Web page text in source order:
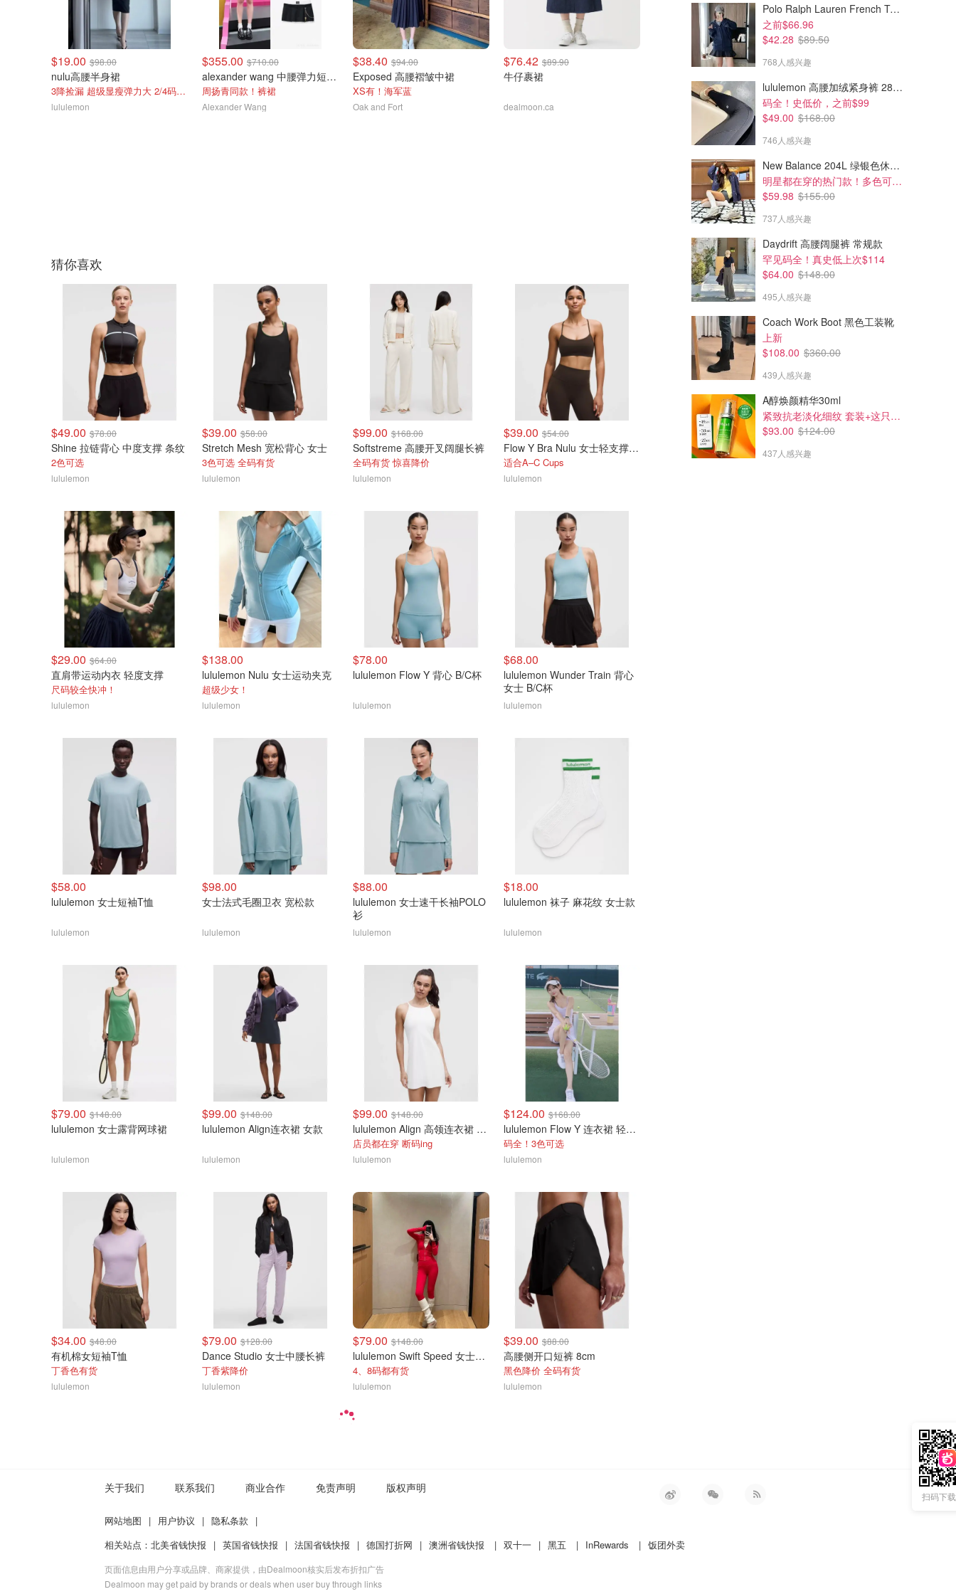
$19.00 $98.00
nulu高腰半身裙
3降捡漏 超级显瘦弹力大 2/4码115斤内可穿
lululemon
$355.00 $710.00
alexander wang 中腰弹力短裙 黑色
周扬青同款！裤裙
Alexander Wang
$38.40 $94.00
Exposed 高腰褶皱中裙
XS有！海军蓝
Oak and Fort
$76.42 $89.90
牛仔裹裙
dealmoon.ca
$110.00
亚麻款 凉快又时髦
$46.40
Aritzia
猜你喜欢
$49.00 $78.00
Shine 拉链背心 中度支撑 条纹
2色可选
lululemon
$39.00 $58.00
Stretch Mesh 宽松背心 女士
3色可选 全码有货
lululemon
$99.00 $168.00
Softstreme 高腰开叉阔腿长裤
全码有货 惊喜降价
lululemon
$39.00 $54.00
Flow Y Bra Nulu 女士轻支撑文胸
适合A–C Cups
lululemon
$29.00 $64.00
直肩带运动内衣 轻度支撑
尺码较全快冲！
lululemon
$138.00
lululemon Nulu 女士运动夹克
超级少女！
lululemon
$78.00
lululemon Flow Y 背心 B/C杯
lululemon
$68.00
lululemon Wunder Train 背心
女士 B/C杯
lululemon
$58.00
lululemon 女士短袖T恤
lululemon
$98.00
女士法式毛圈卫衣 宽松款
lululemon
$88.00
lululemon 女士速干长袖POLO
衫
lululemon
$18.00
lululemon 袜子 麻花纹 女士款
lululemon
$79.00 $148.00
lululemon 女士露背网球裙
lululemon
$99.00 $148.00
lululemon Align连衣裙 女款
lululemon
$99.00 $148.00
lululemon Align 高领连衣裙 A/B杯
店员都在穿 断码ing
lululemon
$124.00 $168.00
lululemon Flow Y 连衣裙 轻支撑 B/C杯
码全！3色可选
lululemon
$34.00 $48.00
有机棉女短袖T恤
丁香色有货
lululemon
$79.00 $128.00
Dance Studio 女士中腰长裤
丁香紫降价
lululemon
$79.00 $148.00
lululemon Swift Speed 女士高腰紧身裤
4、8码都有货
lululemon
$39.00 $88.00
高腰侧开口短裤 8cm
黑色降价 全码有货
lululemon
Polo Ralph Lauren French Terry 女童连帽卫衣 7-16码
之前$66.96
$42.28 $89.50
768人感兴趣
lululemon 高腰加绒紧身裤 28"≈71cm 5个口袋
码全！史低价，之前$99
$49.00 $168.00
746人感兴趣
New Balance 204L 绿银色休闲鞋
明星都在穿的热门款！多色可选 3.8折
$59.98 $155.00
737人感兴趣
Daydrift 高腰阔腿裤 常规款
罕见码全！真史低上次$114
$64.00 $148.00
495人感兴趣
Coach Work Boot 黑色工装靴
上新
$108.00 $360.00
439人感兴趣
A醇焕颜精华30ml
紧致抗老淡化细纹 套装+这只刚好包邮+送礼
$93.00 $124.00
437人感兴趣
扫码下
关于我们 联系我们 商业合作 免责声明 版权声明
网站地图 | 用户协议 | 隐私条款
|
相关站点： 北美省钱快报 | 英国省钱快报 | 法国省钱快报 | 德国打折网 | 澳洲省钱快报 | 双十一 | 黑五 | InRewards | 饭团外卖
页面信息由用户分享或品牌、商家提供，由Dealmoon核实后发布折扣广告
Dealmoon may get paid by brands or deals when user buy through links